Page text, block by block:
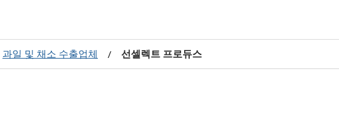
과일 및 채소 수출업체 / 선셀렉트 프로듀스